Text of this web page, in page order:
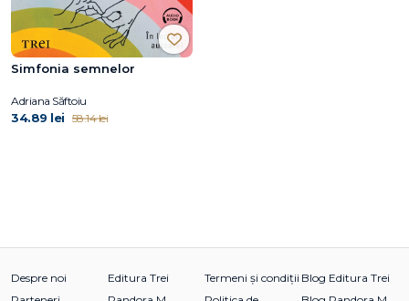
Simfonia semnelor
Adriana Săftoiu
34.89 lei 58.14 lei
Despre noi
Editura Trei
Termeni și condiții Blog Editura Trei